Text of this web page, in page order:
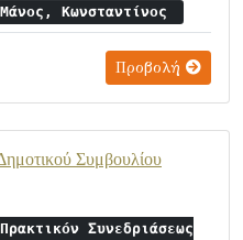
Μάνος, Κωνσταντίνος
Προβολή
Συμβουλίου
Πρακτικόν Συνεδριάσεως